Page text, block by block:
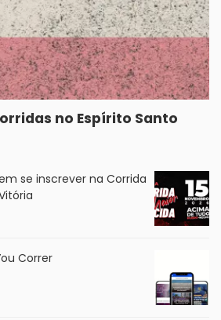
no Espírito Santo
se inscrever na Corrida
Correr